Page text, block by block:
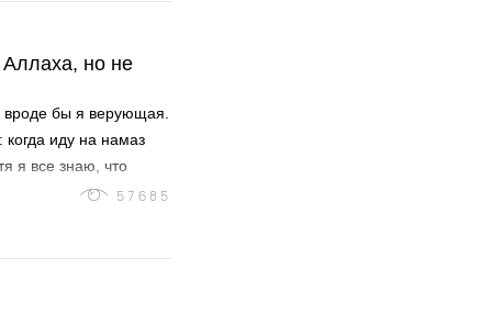
но не
вроде бы я верующая.
иду на намаз
я все знаю, что
в сердце.Что 57685